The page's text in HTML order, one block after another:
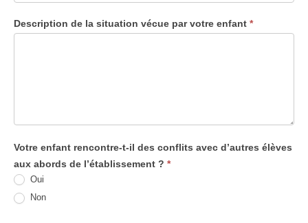
Description de la situation vécue par votre enfant *
Votre enfant rencontre-t-il des conflits avec d’autres élèves
aux abords de l’établissement ? *
Oui
Non